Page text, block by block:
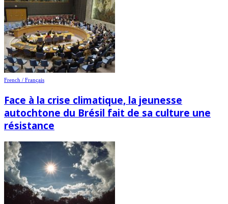
French / Français
Face à la crise climatique, la jeunesse
autochtone du Brésil fait de sa culture une
résistance